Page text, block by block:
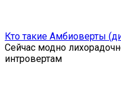
Кто такие Амбиоверты
Сейчас модно
интровертам